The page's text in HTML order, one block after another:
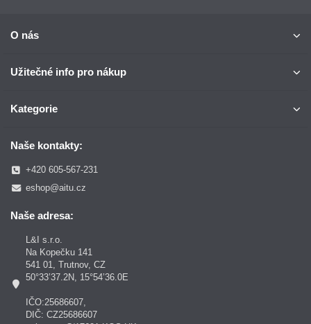
O nás
Užitečné info pro nákup
Kategorie
Naše kontakty:
+420 605-567-231
eshop@aitu.cz
Naše adresa:
L&I s.r.o.
Na Kopečku 141
541 01, Trutnov, CZ
50°33’37.2N, 15°54’36.0E
IČO:25686607,
DIČ: CZ25686607